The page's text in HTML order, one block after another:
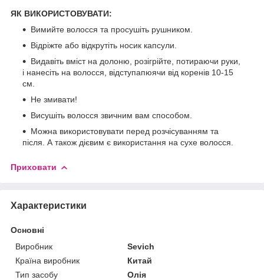
ЯК ВИКОРИСТОВУВАТИ:
Вимийте волосся та просушіть рушником.
Відріжте або відкрутіть носик капсули.
Видавіть вміст на долоню, розігрійте, потираючи руки,
і нанесіть на волосся, відступапюячи від коренів 10-15
см.
Не змивати!
Висушіть волосся звичним вам способом.
Можна використовувати перед розчісуванням та
після. А також дієвим є використання на сухе волосся.
Приховати
Характеристики
Основні
Виробник
Sevich
Країна виробник
Китай
Тип засобу
Олія